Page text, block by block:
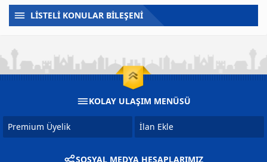
LİSTELİ KONULAR BİLEŞENİ
KOLAY ULAŞIM MENÜSÜ
Premium Üyelik İlan Ekle
SOSYAL MEDYA HESAPLARIMIZ